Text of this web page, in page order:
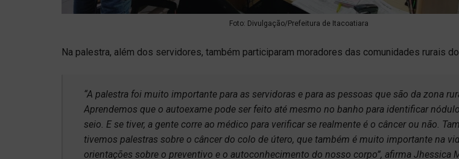
Foto: Divulgação/Prefeitura de Itacoatiara
Na palestra, além dos servidores, também participaram moradores das comunidades rurais
“A palestra foi muito importante para as servidoras e para as pessoas que são da zona
Aprendemos que o autoexame pode ser feito até mesmo no banho para identificar
seio. E se tiver, a gente corre ao médico para verificar se realmente é o câncer ou não.
tivemos palestras sobre o câncer do colo de útero, que também é muito importante na
orientações sobre o preventivo e o autoconhecimento do nosso corpo”, afirma Jhessica